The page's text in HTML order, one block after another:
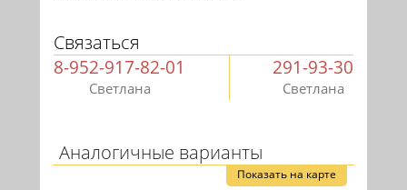
Связаться
8-952-917-82-01
Светлана
291-93-30
Светлана
Аналогичные варианты
Показать на карте